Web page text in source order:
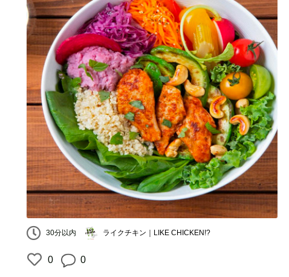
30分以内 ライクチキン｜LIKE CHICKEN!?
0 0